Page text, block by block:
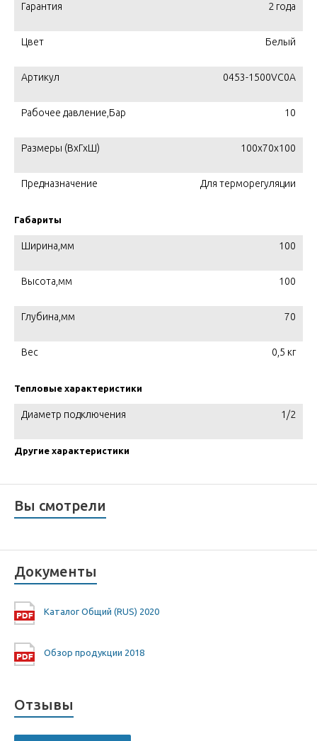
Гарантия 2 года
Цвет Белый
Артикул 0453-1500VC0A
Рабочее давление,Бар 10
Размеры (ВхГхШ) 100x70x100
Предназначение Для терморегуляции
Габариты
Ширина,мм 100
Высота,мм 100
Глубина,мм 70
Вес 0,5 кг
Тепловые характеристики
Диаметр подключения 1/2
Другие характеристики
Вы смотрели
Документы
Каталог Общий (RUS) 2020
Обзор продукции 2018
Отзывы